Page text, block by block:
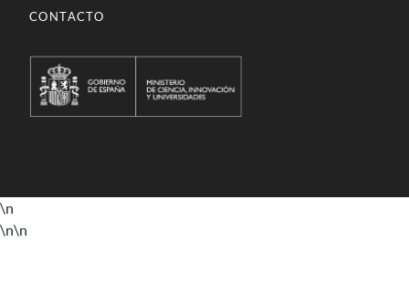
CONTACTO
\n
\n\n